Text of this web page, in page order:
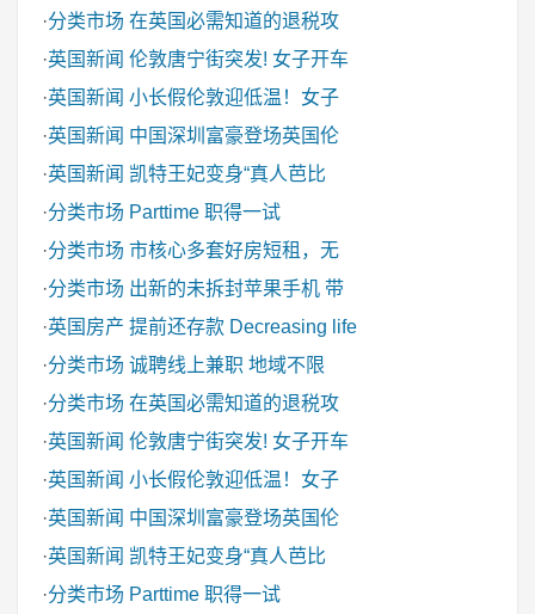
·分类市场 在英国必需知道的退税攻
·英国新闻 伦敦唐宁街突发! 女子开车
·英国新闻 小长假伦敦迎低温！女子
·英国新闻 中国深圳富豪登场英国伦
·英国新闻 凯特王妃变身“真人芭比
·分类市场 Parttime 职得一试
·分类市场 市核心多套好房短租，无
·分类市场 出新的未拆封苹果手机 带
·英国房产 提前还存款 Decreasing life
·分类市场 诚聘线上兼职 地域不限
·分类市场 在英国必需知道的退税攻
·英国新闻 伦敦唐宁街突发! 女子开车
·英国新闻 小长假伦敦迎低温！女子
·英国新闻 中国深圳富豪登场英国伦
·英国新闻 凯特王妃变身“真人芭比
·分类市场 Parttime 职得一试